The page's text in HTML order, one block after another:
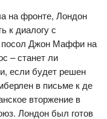
на фронте, Лондон
к диалогу с
посол Джон Маффи на
– станет ли
если будет решен
в письме к де
вторжение в
Лондон был готов